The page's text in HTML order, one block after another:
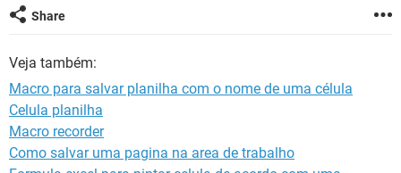
End Sub
esse "novo" arquivo em xls sem macro, se eu altero o código
de xlsm para xls, ao abrir, ele diz que a extensão é diferente,
e me da uma opção de abrir, gostaria, de salvar mas que não
tivesse mais o macro no outro arquivo que ele salvar e sim
apenas os dados que eu coloquei.
Share
Veja também:
Macro para salvar planilha com o nome de uma célula
Celula planilha
Macro recorder
Como salvar uma pagina na area de trabalho